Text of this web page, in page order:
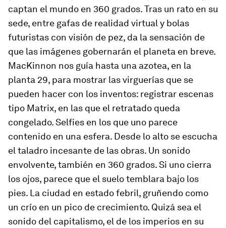
captan el mundo en 360 grados. Tras un rato en su
sede, entre gafas de realidad virtual y bolas
futuristas con visión de pez, da la sensación de
que las imágenes gobernarán el planeta en breve.
MacKinnon nos guía hasta una azotea, en la
planta 29, para mostrar las virguerías que se
pueden hacer con los inventos: registrar escenas
tipo Matrix, en las que el retratado queda
congelado. Selfies en los que uno parece
contenido en una esfera. Desde lo alto se escucha
el taladro incesante de las obras. Un sonido
envolvente, también en 360 grados. Si uno cierra
los ojos, parece que el suelo temblara bajo los
pies. La ciudad en estado febril, gruñendo como
un crío en un pico de crecimiento. Quizá sea el
sonido del capitalismo, el de los imperios en su